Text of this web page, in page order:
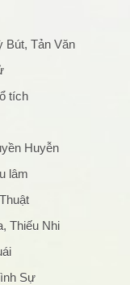
Bút, Tản Văn
tích
Huyễn
lâm
Thiếu Nhi
Sự